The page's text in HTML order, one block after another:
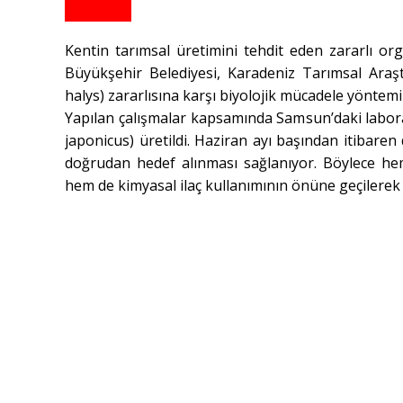
Kentin tarımsal üretimini tehdit eden zararlı
Büyükşehir Belediyesi, Karadeniz Tarımsal
halys) zararlısına karşı biyolojik mücadele
Yapılan çalışmalar kapsamında Samsun’daki
japonicus) üretildi. Haziran ayı başından itibaren
doğrudan hedef alınması sağlanıyor. Böylece
hem de kimyasal ilaç kullanımının önüne